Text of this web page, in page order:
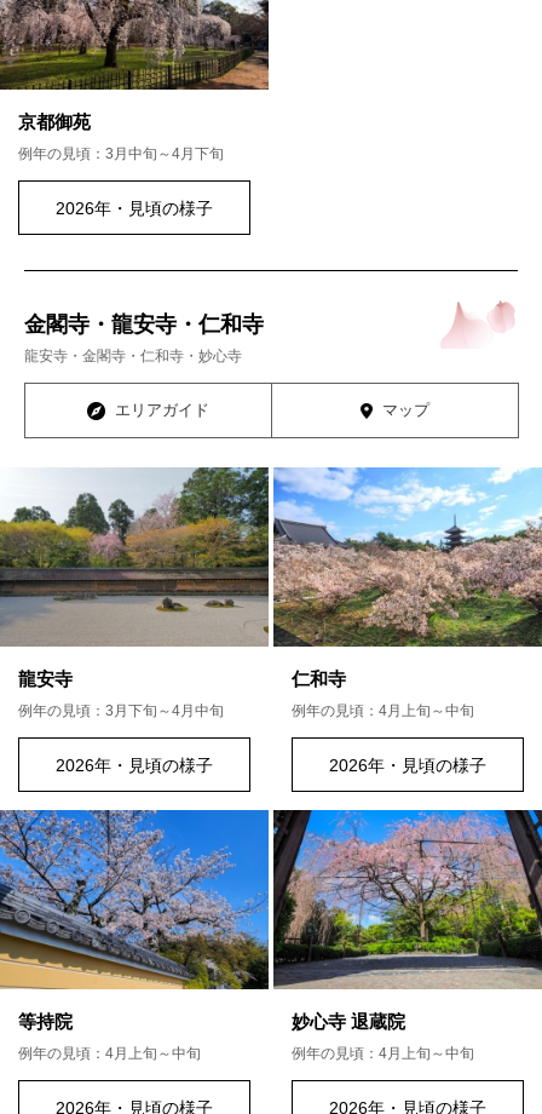
京都御苑
例年の見頃：3月中旬～4月下旬
2026年・見頃の様子
金閣寺・龍安寺・仁和寺
龍安寺・金閣寺・仁和寺・妙心寺
エリアガイド マップ
龍安寺
例年の見頃：3月下旬～4月中旬
2026年・見頃の様子
仁和寺
例年の見頃：4月上旬～中旬
2026年・見頃の様子
等持院
例年の見頃：4月上旬～中旬
2026年・見頃の様子
妙心寺 退蔵院
例年の見頃：4月上旬～中旬
2026年・見頃の様子